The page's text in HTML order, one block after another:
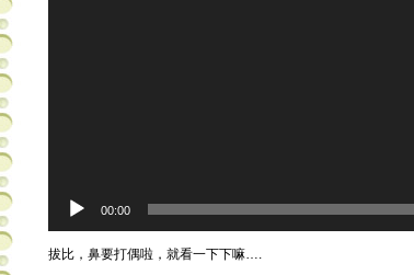
00:00
拔比，鼻要打偶啦，就看一下下嘛….